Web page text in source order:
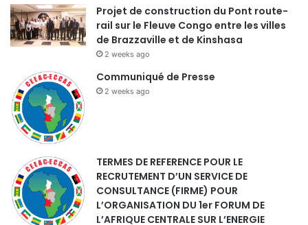
Projet de construction du Pont route-
rail sur le Fleuve Congo entre les villes
de Brazzaville et de Kinshasa
2 weeks ago
Communiqué de Presse
2 weeks ago
TERMES DE REFERENCE POUR LE
RECRUTEMENT D’UN SERVICE DE
CONSULTANCE (FIRME) POUR
L’ORGANISATION DU 1er FORUM DE
L’AFRIQUE CENTRALE SUR L’ENERGIE